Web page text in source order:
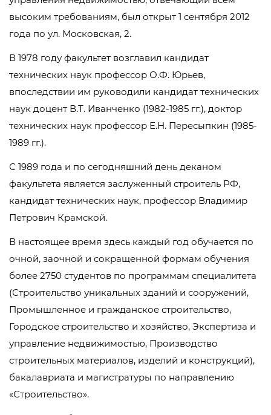
высоким требованиям, был открыт 1 сентября 2012
года по ул. Московская, 2.
В 1978 году факультет возглавил кандидат
технических наук профессор О.Ф. Юрьев,
впоследствии им руководили кандидат технических
наук доцент В.Т. Иванченко (1982-1985 гг.), доктор
технических наук профессор Е.Н. Пересыпкин (1985-
1989 гг.).
С 1989 года и по сегодняшний день деканом
факультета является заслуженный строитель РФ,
кандидат технических наук, профессор Владимир
Петрович Крамской.
В настоящее время здесь каждый год обучается по
очной, заочной и сокращенной формам обучения
более 2750 студентов по программам специалитета
(Строительство уникальных зданий и сооружений,
Промышленное и гражданское строительство,
Городское строительство и хозяйство, Экспертиза и
управление недвижимостью, Производство
строительных материалов, изделий и конструкций),
бакалавриата и магистратуры по направлению
«Строительство».